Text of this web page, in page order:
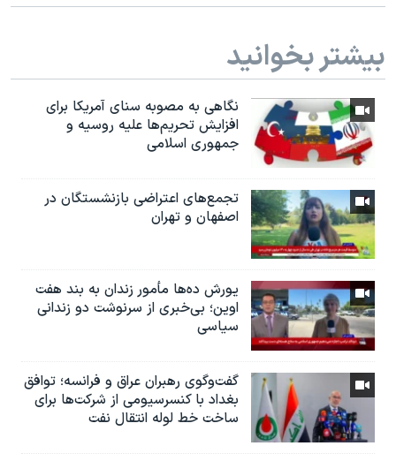
بیشتر بخوانید
نگاهی به مصوبه سنای آمریکا برای
افزایش تحریم‌ها علیه روسیه و
جمهوری اسلامی
تجمع‌های اعتراضی بازنشستگان در
اصفهان و تهران
یورش ده‌ها مأمور زندان به بند هفت
اوین؛ بی‌خبری از سرنوشت دو زندانی
سیاسی
گفت‌وگوی رهبران عراق و فرانسه؛ توافق
بغداد با کنسرسیومی از شرکت‌ها برای
ساخت خط لوله انتقال نفت